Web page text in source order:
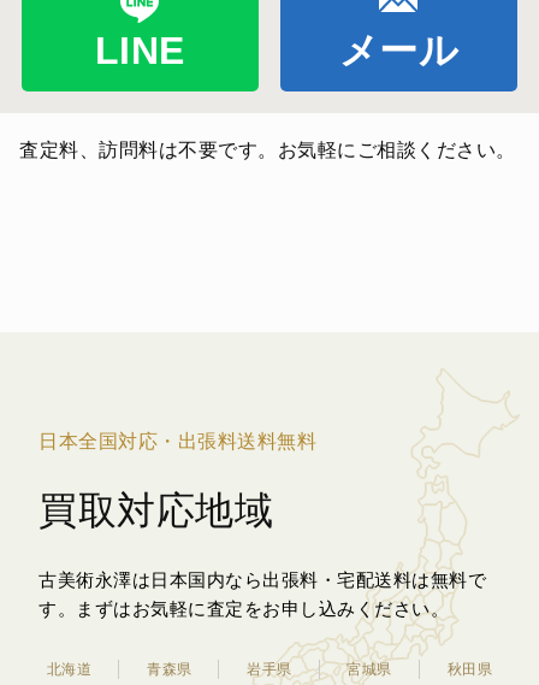
LINE メール
査定料、訪問料は不要です。お気軽にご相談ください。
日本全国対応・出張料送料無料
買取対応地域
古美術永澤は日本国内なら出張料・宅配送料は無料で
す。
まずはお気軽に査定をお申し込みください。
北海道 青森県 岩手県 宮城県
秋田県